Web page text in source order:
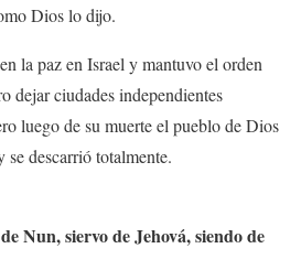
Dios lo dijo.
la paz en Israel y mantuvo el orden
dejar ciudades independientes
luego de su muerte el pueblo de Dios
se descarrió totalmente.
Nun, siervo de Jehová, siendo de